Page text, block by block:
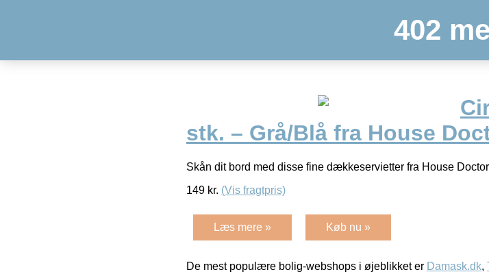
402
stk. – Grå/Blå fra House
Skån dit bord med disse fine dækkeservietter fra House
149 kr. (Vis fragtpris)
Læs mere » Køb nu »
De mest populære bolig-webshops i øjeblikket er Damask.dk,